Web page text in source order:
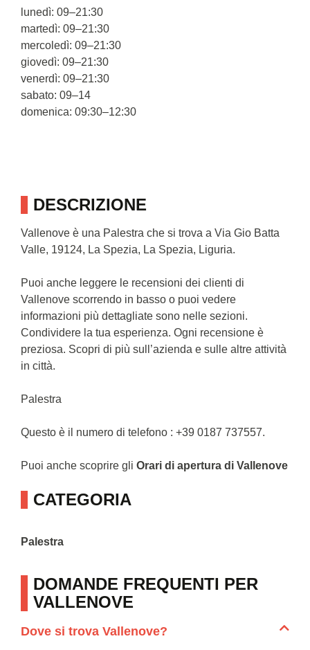
DESCRIZIONE
Vallenove è una Palestra che si trova a Via Gio Batta
Valle, 19124, La Spezia, La Spezia, Liguria.
Puoi anche leggere le recensioni dei clienti di
Vallenove scorrendo in basso o puoi vedere
informazioni più dettagliate sono nelle sezioni.
Condividere la tua esperienza. Ogni recensione è
preziosa. Scopri di più sull’azienda e sulle altre attività
in città.
Palestra
Questo è il numero di telefono : +39 0187 737557.
Puoi anche scoprire gli Orari di apertura di Vallenove
CATEGORIA
Palestra
DOMANDE FREQUENTI PER
VALLENOVE
Dove si trova Vallenove?
lunedì: 09–21:30
martedì: 09–21:30
mercoledì: 09–21:30
giovedì: 09–21:30
venerdì: 09–21:30
sabato: 09–14
domenica: 09:30–12:30